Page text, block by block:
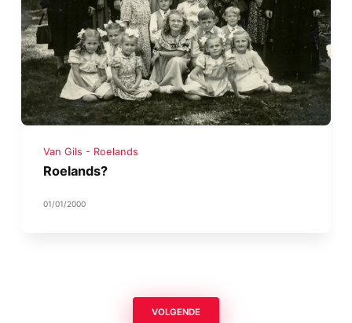
Van Gils - Roelands
Roelands?
01/01/2000
VOLGENDE